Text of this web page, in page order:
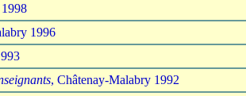
1996
, Châtenay-Malabry 1992